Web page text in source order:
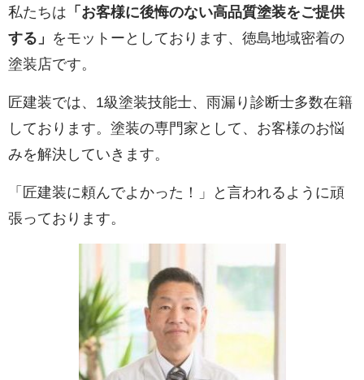
私たちは 「お客様に後悔のない高品質塗装をご提供
する」 をモットーとしております、徳島地域密着の
塗装店です。
匠建装では、1級塗装技能士、雨漏り診断士多数在籍
しております。塗装の専門家として、お客様のお悩
みを解決していきます。
「匠建装に頼んでよかった！」と言われるように頑
張っております。